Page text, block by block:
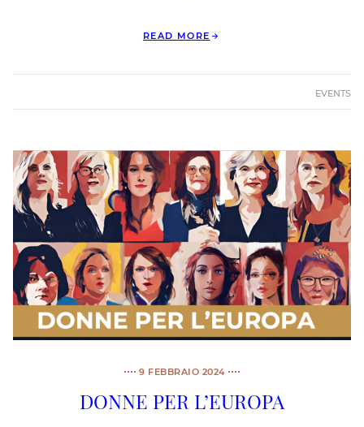
READ MORE
EVENTS
9 FEBBRAIO 2024
DONNE PER L’EUROPA